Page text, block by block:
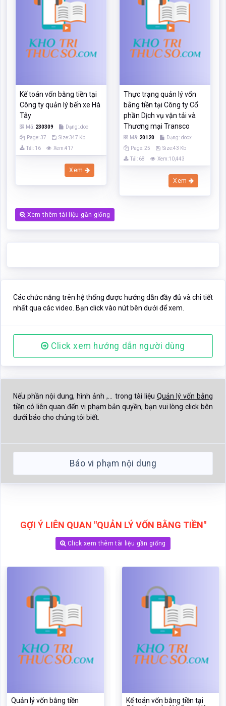
Kế toán vốn bằng tiền tại
Công ty quản lý bến xe Hà
Tây
Mã: 230309
Dạng:.doc
Page: 37
Size:347 Kb
Tải: 16
Xem:417
Xem
Thực trạng quản lý vốn
bằng tiền tại Công ty Cổ
phần Dịch vụ vận tải và
Thương mại Transco
Mã: 20120
Dạng:.docx
Page: 25
Size:43 Kb
Tải: 68
Xem:10,443
Xem
Xem thêm tài liệu gần giống
Các chức năng trên hệ thống được hướng dẫn đầy đủ và chi tiết
nhất qua các video. Bạn click vào nút bên dưới để xem.
Click xem hướng dẫn người dùng
Nếu phần nội dung, hình ảnh ,... trong tài liệu Quản lý vốn bằng
tiền có liên quan đến vi phạm bản quyền, bạn vui lòng click bên
dưới báo cho chúng tôi biết.
Báo vi phạm nội dung
GỢI Ý LIÊN QUAN "QUẢN LÝ VỐN BẰNG TIỀN"
Click xem thêm tài liệu gần giống
Quản lý vốn bằng tiền
Kế toán vốn bằng tiền tại